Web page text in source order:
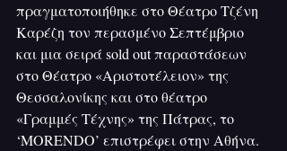
πραγματοποιήθηκε στο Θέατρο Τζένη
Καρέζη τον περασμένο Σεπτέμβριο
και μια σειρά sold out παραστάσεων
στο Θέατρο «Αριστοτέλειον» της
Θεσσαλονίκης και στο θέατρο
«Γραμμές Τέχνης» της Πάτρας, το
‘MORENDO’ επιστρέφει στην Αθήνα.